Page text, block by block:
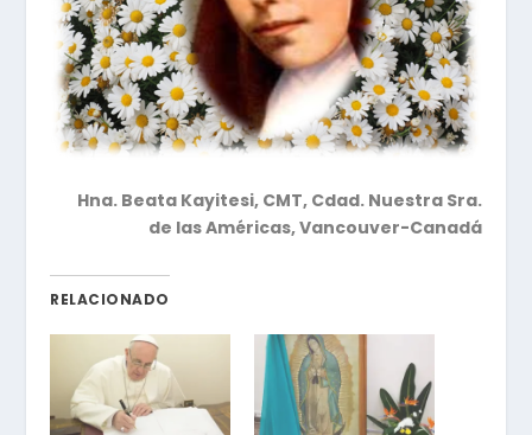
Hna. Beata Kayitesi, CMT, Cdad. Nuestra Sra.
de las Américas, Vancouver-Canadá
RELACIONADO